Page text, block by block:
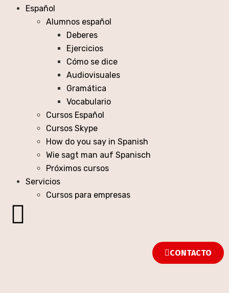
Español
Alumnos español
Deberes
Ejercicios
Cómo se dice
Audiovisuales
Gramática
Vocabulario
Cursos Español
Cursos Skype
How do you say in Spanish
Wie sagt man auf Spanisch
Próximos cursos
Servicios
Cursos para empresas
CONTACTO